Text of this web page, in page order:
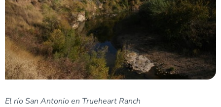
El río San Antonio en Trueheart Ranch